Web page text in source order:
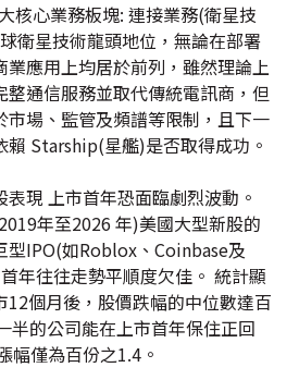
核心業務板塊: 連接業務(衛星技
衛星技術龍頭地位，無論在部署
應用上均居於前列，雖然理論上
通信服務並取代傳統電訊商，但
市場、監管及頻譜等限制，且下一
Starship(星艦)是否取得成功。
現 上市首年恐面臨劇烈波動。
年至2026 年)美國大型新股的
型IPO(如Roblox、Coinbase及
年往往走勢平順度欠佳。 統計顯
12個月後，股價跌幅的中位數達百
半的公司能在上市首年保住正回
幅僅為百份之1.4。